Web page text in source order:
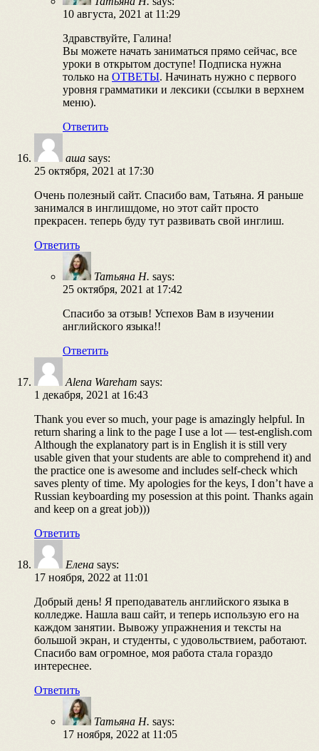
10 августа, 2021 at 11:29
Здравствуйте, Галина!
Вы можете начать заниматься прямо сейчас, все
уроки в открытом доступе! Подписка нужна
только на ОТВЕТЫ. Начинать нужно с первого
уровня грамматики и лексики (ссылки в верхнем
меню).
Ответить
аша says:
25 октября, 2021 at 17:30
Очень полезный сайт. Спасибо вам, Татьяна. Я раньше
занимался в инглишдоме, но этот сайт просто
прекрасен. теперь буду тут развивать свой инглиш.
Ответить
Татьяна Н. says:
25 октября, 2021 at 17:42
Спасибо за отзыв! Успехов Вам в изучении
английского языка!!
Ответить
Alena Wareham says:
1 декабря, 2021 at 16:43
Thank you ever so much, your page is amazingly helpful. In
return sharing a link to the page I use a lot — test-english.com
Although the explanatory part is in English it is still very
usable given that your students are able to comprehend it) and
the practice one is awesome and includes self-check which
saves plenty of time. My apologies for the keys, I don’t have a
Russian keyboarding my posession at this point. Thanks again
and keep on a great job)))
Ответить
Елена says:
17 ноября, 2022 at 11:01
Добрый день! Я преподаватель английского языка в
колледже. Нашла ваш сайт, и теперь использую его на
каждом занятии. Вывожу упражнения и тексты на
большой экран, и студенты, с удовольствием, работают.
Спасибо вам огромное, моя работа стала гораздо
интереснее.
Ответить
Татьяна Н. says:
17 ноября, 2022 at 11:05